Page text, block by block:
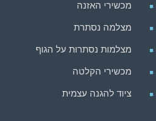
מכשירי האזנה
מצלמה נסתרת
מצלמות נסתרות על הגוף
מכשירי הקלטה
ציוד להגנה עצמית